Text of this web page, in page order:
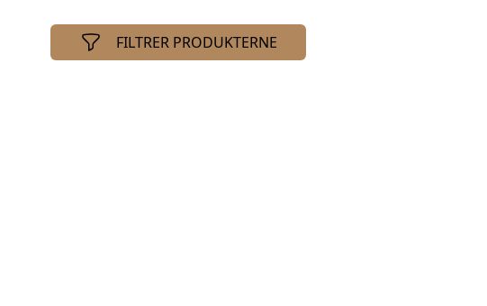
FILTRER PRODUKTERNE